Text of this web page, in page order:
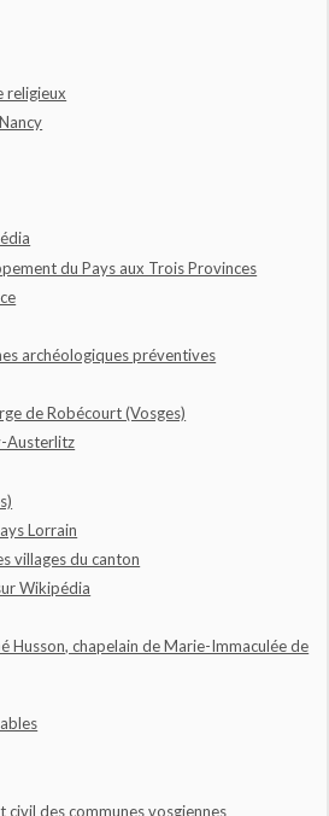
religieux
du Pays aux Trois Provinces
archéologiques préventives
de Robécourt (Vosges)
Austerlitz
Lorrain
villages du canton
Wikipédia
Husson, chapelain de Marie-Immaculée de
des communes vosgiennes